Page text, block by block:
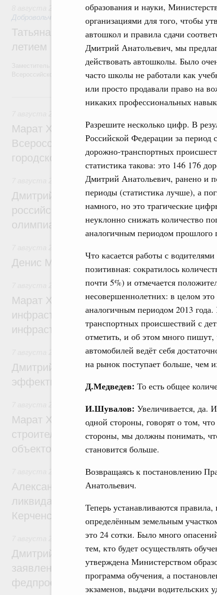
образования и науки,
организациями для того, чтобы
автошкол и правила сдачи
Дмитрий Анатольевич, мы
действовать автошколы. Было
часто школы не работали как
или просто продавали право на
никаких профессиональных
Разрешите несколько цифр. В
Российской Федерации за
дорожно-транспортных
статистика такова: это 146 176
Дмитрий Анатольевич, ранено и
периоды (статистика лучше), а
намного, но это трагические
неуклонно снижать количество
аналогичным периодом прошлого
Что касается работы с
позитивная: сократилось
почти 5%) и отмечается
несовершеннолетних: в целом
аналогичным периодом 2013
транспортных происшествий с
отметить, и об этом много
автомобилей ведёт себя
на рынок поступает больше, чем
Д.Медведев: То есть общее
И.Шувалов: Увеличивается, да.
одной стороны, говорят о том,
стороны, мы должны понимать,
становится больше.
Возвращаясь к постановлению
Анатольевич.
Теперь устанавливаются
определённым земельным
это 24 сотки. Было много
тем, кто будет осуществлять
утверждена Министерством
программа обучения, а
экзаменов, выдачи водительских
Социальные инновации. Некоммерческие
Добровольчество и волонтёрство. Благотворительность
Татьяна Голикова поздравила
летием
Заместитель Председателя Правительства Татьяна Голикова
Всероссийского общественного движения «Волонтёры-медики» с
7 августа, пятница
Марат Хуснуллин провёл заседание
Всероссийского конкурса лучших
городской среды
Отрасль информационных технологий
Дмитрий Чернышенко и Сергей Кравцов
российскую сборную с победой на
олимпиаде по искусственному
Денис Мантуров посетил Ярославскую
Бюджеты субъектов Федерации.
Марат Хуснуллин: 15 объектов
инфраструктуры построили и обновили
инфраструктурным кредитам
Развитие сельских территорий
Дмитрий Патрушев: Синхронизация
эффективность поддержки сельских
Экономика городов. Городская среда
Марат Хуснуллин: «Единый заказчик»
строительство и реконструкцию более
объектов
Чрезвычайные ситуации и ликвидация их
Александр Козлов провёл заседание
ликвидации последствий чрезвычайной
Керченском проливе
Среднее профессиональное образование
Дмитрий Чернышенко: Установлен
заявлений от абитуриентов колледжей и
федпроекта «Профессионалитет»